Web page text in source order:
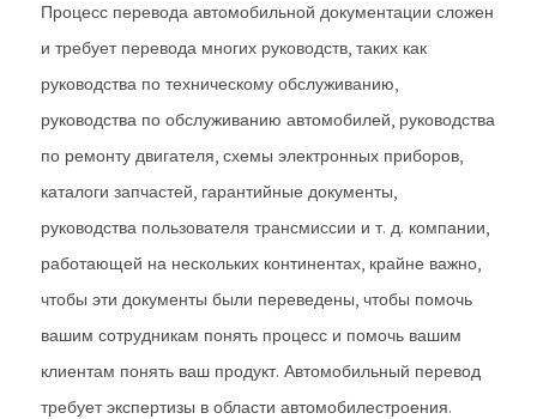
Процесс перевода автомобильной документации сложен
и требует перевода многих руководств, таких как
руководства по техническому обслуживанию,
руководства по обслуживанию автомобилей, руководства
по ремонту двигателя, схемы электронных приборов,
каталоги запчастей, гарантийные документы,
руководства пользователя трансмиссии и т. д. компании,
работающей на нескольких континентах, крайне важно,
чтобы эти документы были переведены, чтобы помочь
вашим сотрудникам понять процесс и помочь вашим
клиентам понять ваш продукт. Автомобильный перевод
требует экспертизы в области автомобилестроения.